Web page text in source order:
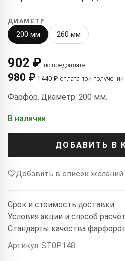
ДИАМЕТР
200 мм 260 мм
902 ₽ по предоплате
980 ₽ 1 440 ₽ оплата при получении
Фарфор. Диаметр: 200 мм.
В наличии
ДОБАВИТЬ В
Добавить в список желаний
Срок и стоимость доставки
Условия акции и способ
Стандарты качества
Артикул: ST0P148